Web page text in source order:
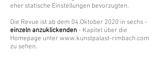
eher statische Einstellungen bevorzugten.
Die Revue ist ab dem 04.Oktober 2020 in sechs -
einzeln anzuklickenden- Kapitel über die
Homepage unterwww.kunstpalast-rimbach.com
zu sehen.